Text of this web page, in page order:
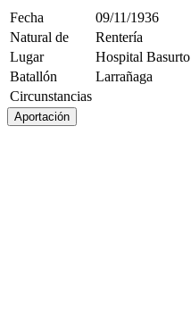
Fecha
09/11/1936
Natural de
Rentería
Lugar
Hospital Basurto
Batallón
Larrañaga
Circunstancias